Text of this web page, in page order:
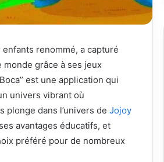
renommé, a capturé
monde grâce à ses jeux
est une application qui
univers vibrant où
plonge dans l’univers de Jojoy
avantages éducatifs, et
préféré pour de nombreux